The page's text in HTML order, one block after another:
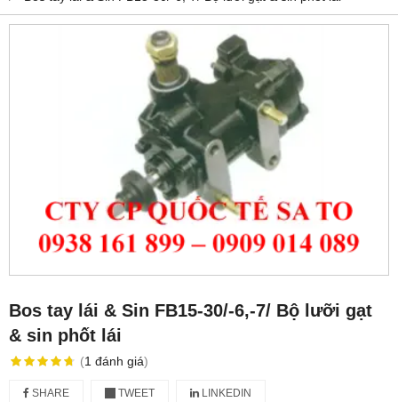
Bos tay lái & Sin FB15-30/-6,-7/ Bộ lưỡi gạt
& sin phốt lái
(1 đánh giá)
SHARE TWEET LINKEDIN